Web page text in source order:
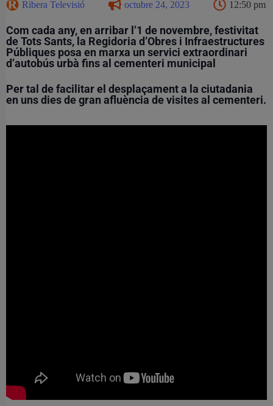
Ribera Televisió octubre 24, 2023 12:50 pm
Com cada any, en arribar l’1 de novembre, festivitat
de Tots Sants, la Regidoria d’Obres i Infraestructures
Públiques posa en marxa un servici extraordinari
d’autobús urbà fins al cementeri municipal
Per tal de facilitar el desplaçament a la ciutadania
en uns dies de gran afluència de visites al cementeri.